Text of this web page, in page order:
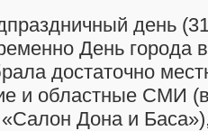
день
День города
достаточно
и областные СМИ
Дона и